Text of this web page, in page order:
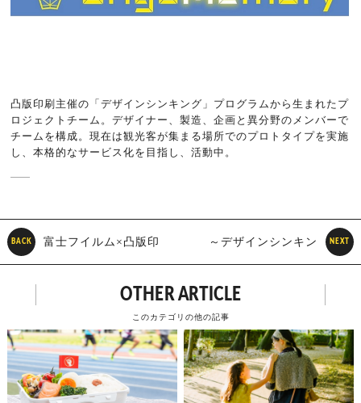
凸版印刷主催の「デザインシンキング」プログラムから生まれたプ
ロジェクトチーム。デザイナー、製造、企画と異分野のメンバーで
チームを構成。現在は観光客が集まる場所でのプロトタイプを実施
し、本格的なサービス化を目指し、活動中。
BACK 富士フイルム×凸版印 NEXT
～デザインシンキン
に向けたコミュニケーショ
OTHER ARTICLE
このカテゴリの他の記事